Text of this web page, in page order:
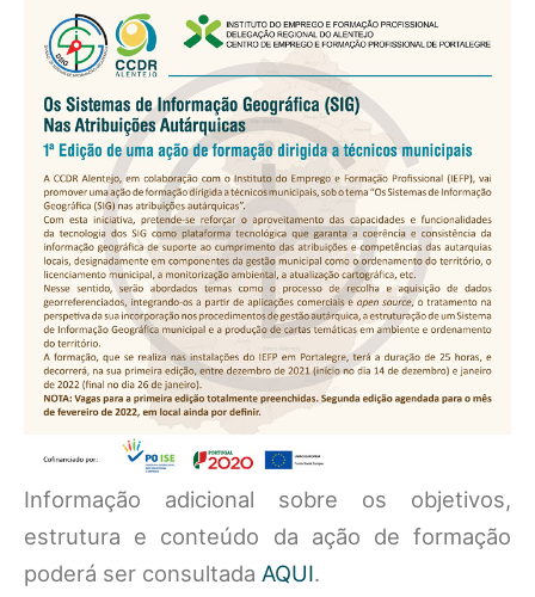
Informação adicional sobre os objetivos,
estrutura e conteúdo da ação de formação
poderá ser consultada AQUI.